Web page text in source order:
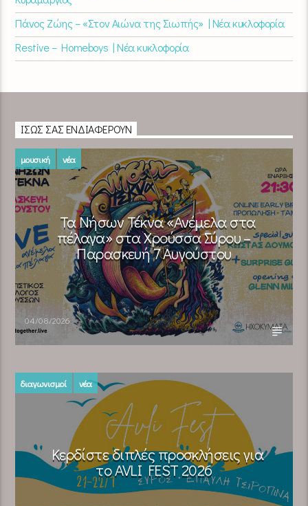
Πάνος Ζώης – «Στον Αιώνα της Σιωπής» | Νέα κυκλοφορία
Restive – Homeboys | Νέα κυκλοφορία
ΊΣΩΣ ΣΑΣ ΕΝΔΙΑΦΈΡΟΥΝ
μουσική νέα
Τα Νήσων Τέκνα «Ανέμελα στα
πέλαγα» στα Χρούσσα Σύρου –
Παρασκευή 7 Αυγούστου
04/08/2026
διαγωνισμοί νέα
Κερδίστε διπλές προσκλήσεις για
το AVLI FEST 2026